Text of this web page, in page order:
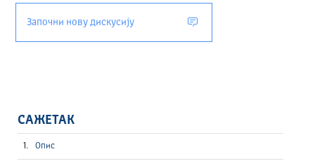
Започни нову дискусију
САЖЕТАК
Опис